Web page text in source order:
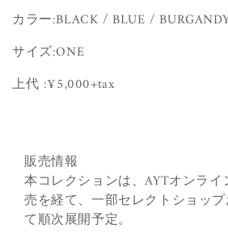
カラー:BLACK / BLUE /
サイズ:ONE
上代 :¥5,000+tax
販売情報
本コレクションは、AYTオンラ
売を経て、一部セレクトショッ
て順次展開予定。